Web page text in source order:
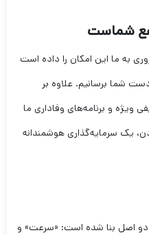
به ما این امکان را داده است
شما برسانیم. علاوه بر
ویژه و برنامه‌های وفاداری ما
یک سرمایه‌گذاری هوشمندانه
دو اصل بنا شده است: «سرعت» و